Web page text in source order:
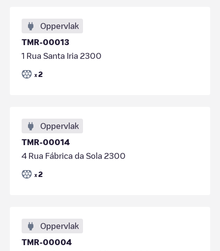
Oppervlak
TMR-00013
1 Rua Santa Iria 2300
x 2
Oppervlak
TMR-00014
4 Rua Fábrica da Sola 2300
x 2
Oppervlak
TMR-00004